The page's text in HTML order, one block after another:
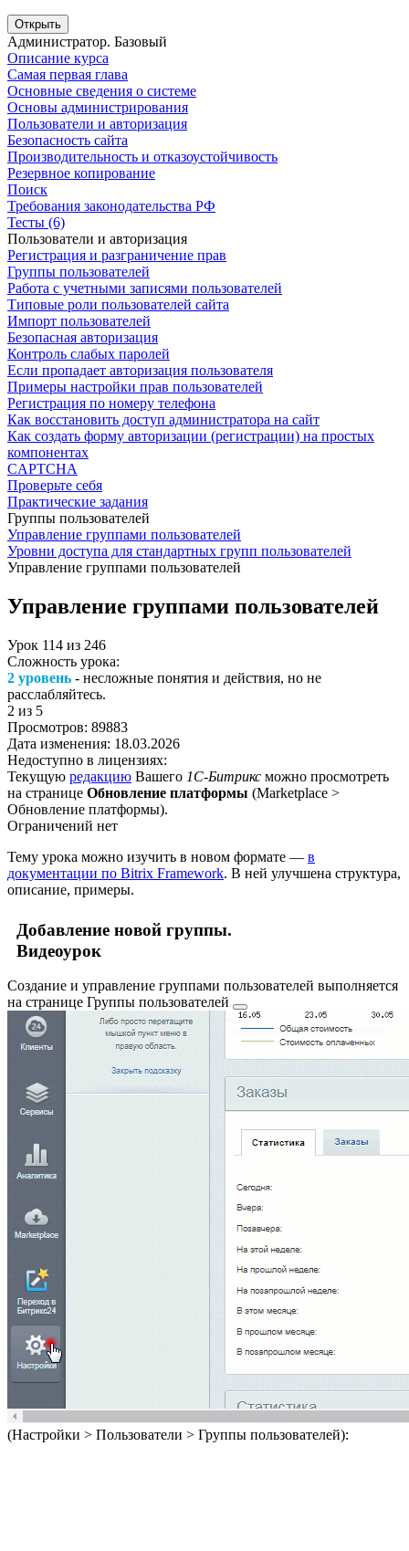
Открыть
Администратор. Базовый
Описание курса
Самая первая глава
Основные сведения о системе
Основы администрирования
Пользователи и авторизация
Безопасность сайта
Производительность и отказоустойчивость
Резервное копирование
Поиск
Требования законодательства РФ
Тесты (6)
Пользователи и авторизация
Регистрация и разграничение прав
Группы пользователей
Работа с учетными записями пользователей
Типовые роли пользователей сайта
Импорт пользователей
Безопасная авторизация
Контроль слабых паролей
Если пропадает авторизация пользователя
Примеры настройки прав пользователей
Регистрация по номеру телефона
Как восстановить доступ администратора на сайт
Как создать форму авторизации (регистрации) на простых
компонентах
CAPTCHA
Проверьте себя
Практические задания
Группы пользователей
Управление группами пользователей
Уровни доступа для стандартных групп пользователей
Управление группами пользователей
Управление группами пользователей
Урок 114 из 246
Сложность урока:
2 уровень - несложные понятия и действия, но не
расслабляйтесь.
2 из 5
Просмотров: 89883
Дата изменения: 18.03.2026
Недоступно в лицензиях:
Текущую редакцию Вашего 1С-Битрикс можно просмотреть
на странице Обновление платформы (Marketplace >
Обновление платформы).
Ограничений нет
Тему урока можно изучить в новом формате — в
документации по Bitrix Framework. В ней улучшена структура,
описание, примеры.
Добавление новой группы.
Видеоурок
Создание и управление группами пользователей выполняется
на странице Группы пользователей
(Настройки > Пользователи > Группы пользователей):